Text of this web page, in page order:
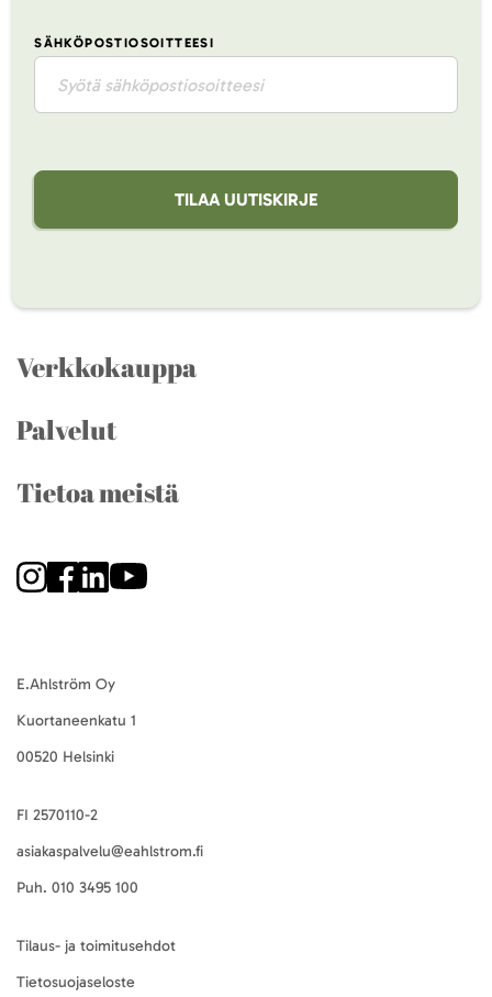
SÄHKÖPOSTIOSOITTEESI
TILAA UUTISKIRJE
Verkkokauppa
Palvelut
Tietoa meistä
E.Ahlström Oy
Kuortaneenkatu 1
00520 Helsinki
FI 2570110-2
asiakaspalvelu@eahlstrom.fi
Puh. 010 3495 100
Tilaus- ja toimitusehdot
Tietosuojaseloste